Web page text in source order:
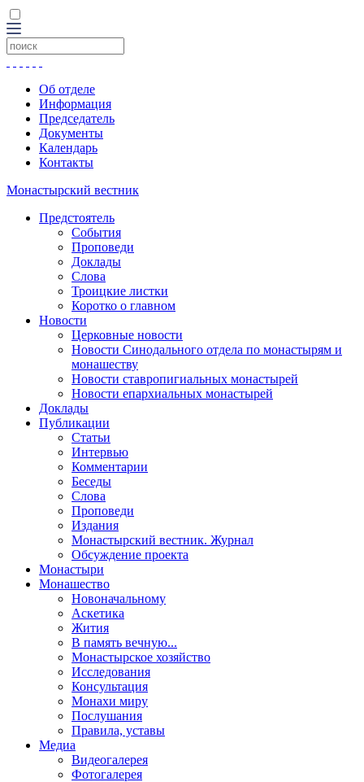
Об отделе
Информация
Председатель
Документы
Календарь
Контакты
Монастырский вестник
Предстоятель
События
Проповеди
Доклады
Слова
Троицкие листки
Коротко о главном
Новости
Церковные новости
Новости Синодального отдела по монастырям и
монашеству
Новости ставропигиальных монастырей
Новости епархиальных монастырей
Доклады
Публикации
Статьи
Интервью
Комментарии
Беседы
Слова
Проповеди
Издания
Монастырский вестник. Журнал
Обсуждение проекта
Монастыри
Монашество
Новоначальному
Аскетика
Жития
В память вечную...
Монастырское хозяйство
Исследования
Консультация
Монахи миру
Послушания
Правила, уставы
Медиа
Видеогалерея
Фотогалерея